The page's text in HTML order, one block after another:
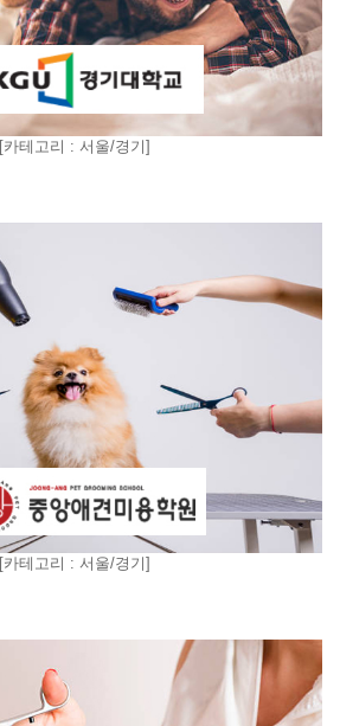
[카테고리 : 서울/경기]
[카테고리 : 서울/경기]